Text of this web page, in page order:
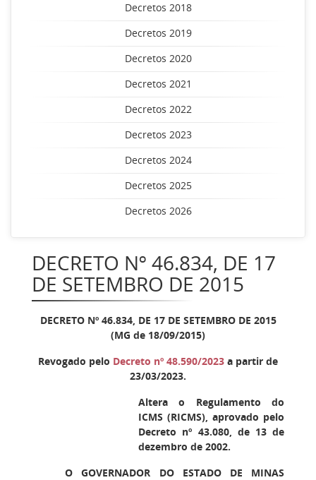
Decretos 2018
Decretos 2019
Decretos 2020
Decretos 2021
Decretos 2022
Decretos 2023
Decretos 2024
Decretos 2025
Decretos 2026
DECRETO Nº 46.834, DE 17
DE SETEMBRO DE 2015
DECRETO Nº 46.834, DE 17 DE SETEMBRO DE 2015
(MG de 18/09/2015)
Revogado pelo Decreto nº 48.590/2023 a partir de
23/03/2023.
Altera o Regulamento do
ICMS (RICMS), aprovado pelo
Decreto nº 43.080, de 13 de
dezembro de 2002.
O GOVERNADOR DO ESTADO DE MINAS